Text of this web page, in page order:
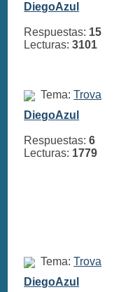
DiegoAzul
Respuestas: 15
Lecturas:3101
Tema:Trova
DiegoAzul
Respuestas:6
Lecturas: 1779
Tema:Trova
DiegoAzul